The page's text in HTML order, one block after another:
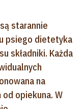
starannie
psiego dietetyka
składniki. Każda
na
opiekuna. W